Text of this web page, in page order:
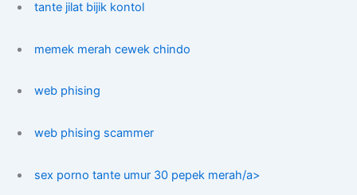
tante jilat bijik kontol
memek merah cewek chindo
web phising
web phising scammer
sex porno tante umur 30 pepek merah/a>